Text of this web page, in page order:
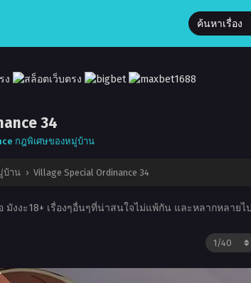
34
กฎพิเศษของหมู่บ้าน
บ้าน › Village Special Ordinance 34
งงะ18+ เรื่องๆอื่นๆที่น่าสนใจไม่แพ้กัน และหลากหลาย